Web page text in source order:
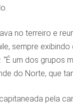
no terreiro e
sempre
um dos grupos
do Norte, que
pela